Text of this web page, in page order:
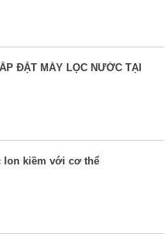
ĐẶT MÁY LỌC NƯỚC TẠI
Ion kiềm với cơ thể